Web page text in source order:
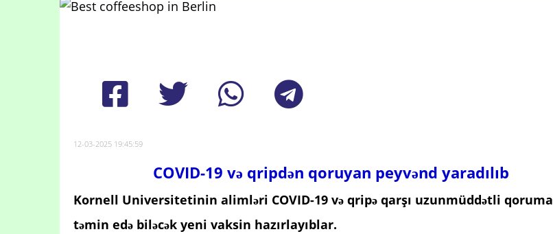
Breadcrumb
12-03-2025 19:45:59
COVID-19 və qripdən qoruyan peyvənd yaradılıb
Kornell Universitetinin alimləri COVID-19 və qripə qarşı uzunmüddətli qoruma
təmin edə biləcək yeni vaksin hazırlayıblar.